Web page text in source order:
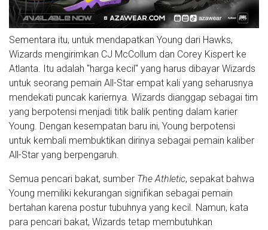
Sementara itu, untuk mendapatkan Young dari Hawks,
Wizards mengirimkan CJ McCollum dan Corey Kispert ke
Atlanta. Itu adalah "harga kecil" yang harus dibayar Wizards
untuk seorang pemain All-Star empat kali yang seharusnya
mendekati puncak kariernya. Wizards dianggap sebagai tim
yang berpotensi menjadi titik balik penting dalam karier
Young. Dengan kesempatan baru ini, Young berpotensi
untuk kembali membuktikan dirinya sebagai pemain kaliber
All-Star yang berpengaruh.
Semua pencari bakat, sumber The Athletic, sepakat bahwa
Young memiliki kekurangan signifikan sebagai pemain
bertahan karena postur tubuhnya yang kecil. Namun, kata
para pencari bakat, Wizards tetap membutuhkan